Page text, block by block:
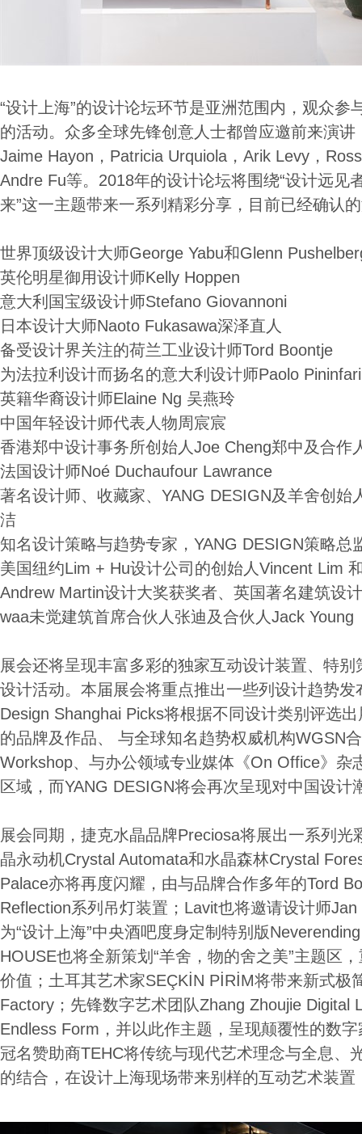
“设计上海”的设计论坛环节是亚洲范围内，观众参
的活动。众多全球先锋创意人士都曾应邀前来演
Jaime Hayon，Patricia Urquiola，Arik Levy，
Andre Fu等。2018年的设计论坛将围绕“设计远见
来”这一主题带来一系列精彩分享，目前已经确认
世界顶级设计大师George Yabu和Glenn
英伦明星御用设计师Kelly Hoppen
意大利国宝级设计师Stefano Giovannoni
日本设计大师Naoto Fukasawa深泽直人
备受设计界关注的荷兰工业设计师Tord Boontje
为法拉利设计而扬名的意大利设计师Paolo
英籍华裔设计师Elaine Ng 吴燕玲
中国年轻设计师代表人物周宸宸
香港郑中设计事务所创始人Joe Cheng郑中及合作
法国设计师Noé Duchaufour Lawrance
著名设计师、收藏家、YANG DESIGN及羊舍创始
洁
知名设计策略与趋势专家，YANG DESIGN策略总
美国纽约Lim + Hu设计公司的创始人Vincent Lim
Andrew Martin设计大奖获奖者、英国著名建筑设
waa未觉建筑首席合伙人张迪及合伙人Jack Young
展会还将呈现丰富多彩的独家互动设计装置、特
设计活动。本届展会将重点推出一些列设计趋势
Design Shanghai Picks将根据不同设计类别评选
的品牌及作品、 与全球知名趋势权威机构WGSN
Workshop、与办公领域专业媒体《On Office》杂
区域，而YANG DESIGN将会再次呈现对中国设计
展会同期，捷克水晶品牌Preciosa将展出一系列光
晶永动机Crystal Automata和水晶森林Crystal
Palace亦将再度闪耀，由与品牌合作多年的Tord
Reflection系列吊灯装置；Lavit也将邀请设计师
为“设计上海”中央酒吧度身定制特别版
HOUSE也将全新策划“羊舍，物的舍之美”主题区
价值；土耳其艺术家SEÇKİN PİRİM将带来新式极
Factory；先锋数字艺术团队Zhang Zhoujie Digital
Endless Form，并以此作主题，呈现颠覆性的数
冠名赞助商TEHC将传统与现代艺术理念与全息、
的结合，在设计上海现场带来别样的互动艺术装